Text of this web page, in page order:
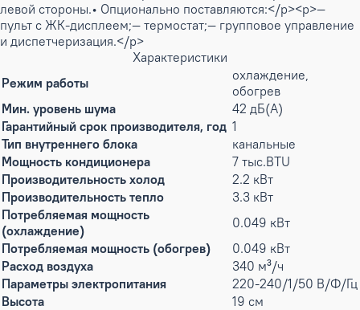
левой стороны.• Опционально поставляются:</p><p>—
пульт с ЖК-дисплеем;— термостат;— групповое управление
и диспетчеризация.</p>
Характеристики
Режим работы
охлаждение,
обогрев
Мин. уровень шума
42 дБ(А)
Гарантийный срок производителя, год 1
Тип внутреннего блока
канальные
Мощность кондиционера
7 тыс.BTU
Производительность холод
2.2 кВт
Производительность тепло
3.3 кВт
Потребляемая мощность
(охлаждение)
0.049 кВт
Потребляемая мощность (обогрев)
0.049 кВт
Расход воздуха
340 м³/ч
Параметры электропитания
220-240/1/50 В/Ф/Гц
Высота
19 см